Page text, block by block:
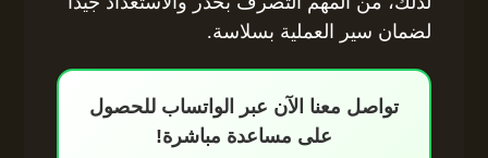
لضمان سير العملية بسلاسة.
تواصل معنا الآن عبر الواتساب للحصول
على مساعدة مباشرة!